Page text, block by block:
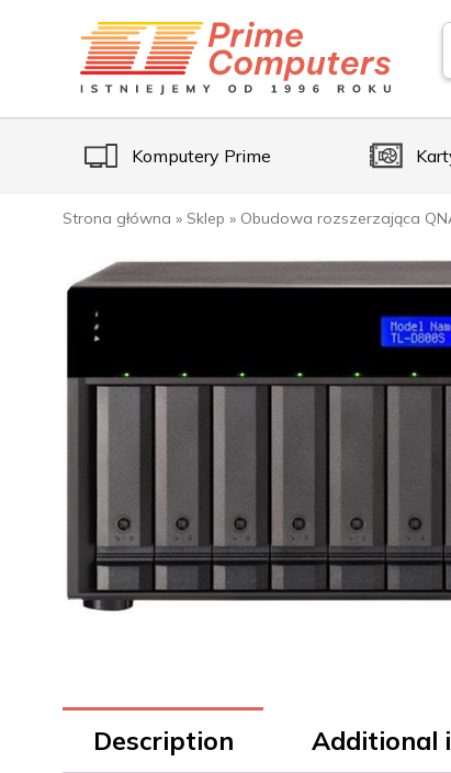
Komputery Prime
Strona główna » Sklep » Obudowa rozszerzająca
Description Additional